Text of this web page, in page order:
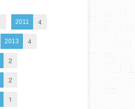
2011 4
2013 4
2
2
1